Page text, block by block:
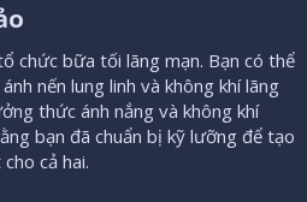
chức bữa tối lãng mạn. Bạn có thể
nến lung linh và không khí lãng
thức ánh nắng và không khí
bạn đã chuẩn bị kỹ lưỡng để tạo
cả hai.